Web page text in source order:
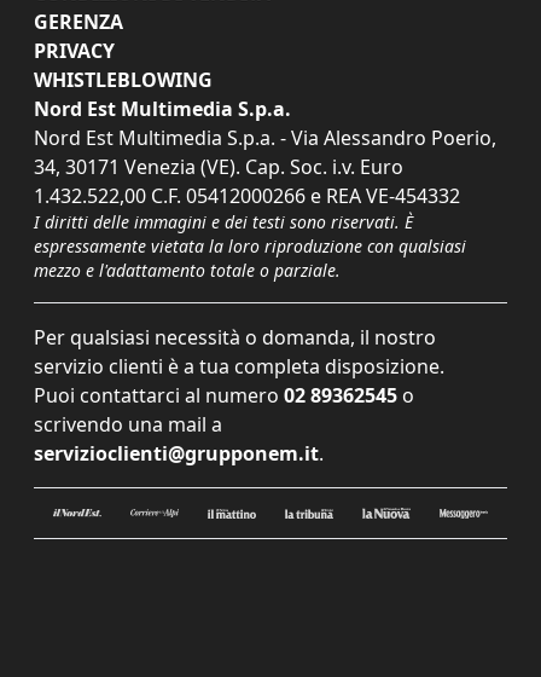
GERENZA
PRIVACY
WHISTLEBLOWING
Nord Est Multimedia S.p.a.
Nord Est Multimedia S.p.a. - Via Alessandro Poerio,
34, 30171 Venezia (VE). Cap. Soc. i.v. Euro
1.432.522,00 C.F. 05412000266 e REA VE-454332
I diritti delle immagini e dei testi sono riservati. È
espressamente vietata la loro riproduzione con qualsiasi
mezzo e l'adattamento totale o parziale.
Per qualsiasi necessità o domanda, il nostro
servizio clienti è a tua completa disposizione.
Puoi contattarci al numero 02 89362545 o
scrivendo una mail a
servizioclienti@grupponem.it.